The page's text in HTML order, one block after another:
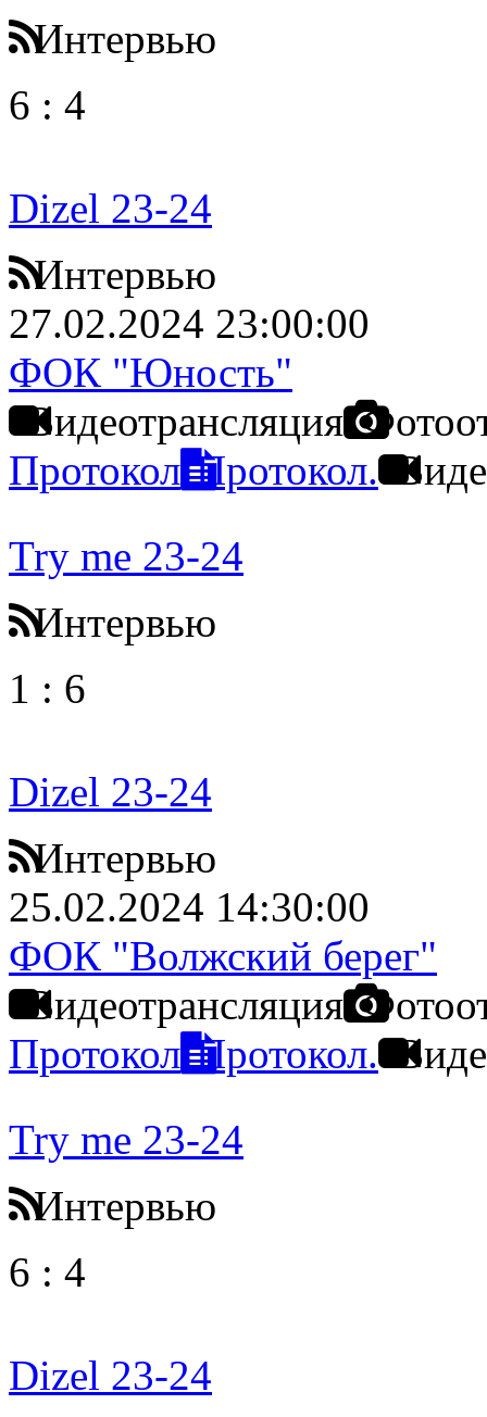
Интервью
6 : 4
Dizel 23-24
Интервью
27.02.2024 23:00:00
ФОК "Юность"
Видеотрансляция
Протокол Протокол.
Try me 23-24
Интервью
1 : 6
Dizel 23-24
Интервью
25.02.2024 14:30:00
ФОК "Волжский берег"
Видеотрансляция
Протокол Протокол.
Try me 23-24
Интервью
6 : 4
Dizel 23-24